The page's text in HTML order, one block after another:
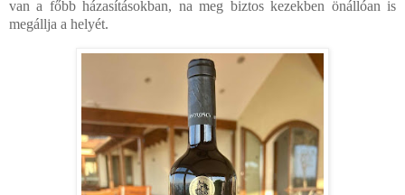
van a főbb házasításokban, na meg biztos kezekben önállóan is
megállja a helyét.